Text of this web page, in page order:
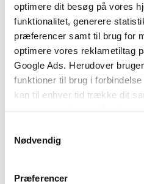
optimere dit besøg på vores
funktionalitet, generere
præferencer samt til brug for
optimere vores reklametiltag
Google Ads. Herudover
funktioner til brug i
kan til enhver tid trække dit
være opmærksom på, at
tilbagetrækker et samtykke.
Nødvendig
Præferencer
450,00 KR.